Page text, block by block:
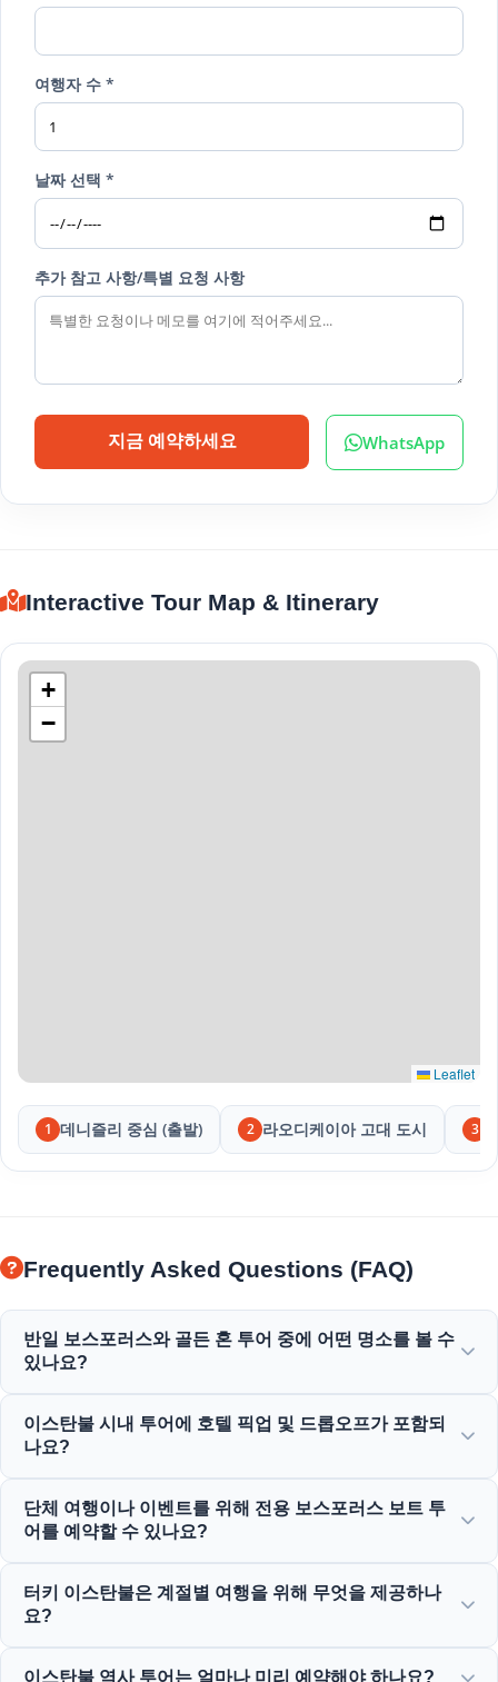
여행자 수 *
날짜 선택 *
추가 참고 사항/특별 요청 사항
지금 예약하세요 WhatsApp
Interactive Tour Map & Itinerary
+
−
Leaflet
1 데니즐리 중심 (출발) 2 라오디케이아 고대 도시 3
Frequently Asked Questions (FAQ)
반일 보스포러스와 골든 혼 투어 중에 어떤 명소를 볼 수
있나요?
크, 루멜리 히사르 요새, 우아한 오스만 저택의 멋진 전망을 즐
기실 수 있습니다.
이스탄불 시내 투어에 호텔 픽업 및 드롭오프가 포함되
나요?
편리한 픽업 및 드롭오프 서비스를 제공합니다.
단체 여행이나 이벤트를 위해 전용 보스포러스 보트 투
어를 예약할 수 있나요?
스포러스 저녁 크루즈를 제공하여 기업 여행 관리에 특화되어
있습니다.
터키 이스탄불은 계절별 여행을 위해 무엇을 제공하나
요?
이스탄불 역사 투어는 얼마나 미리 예약해야 하나요?